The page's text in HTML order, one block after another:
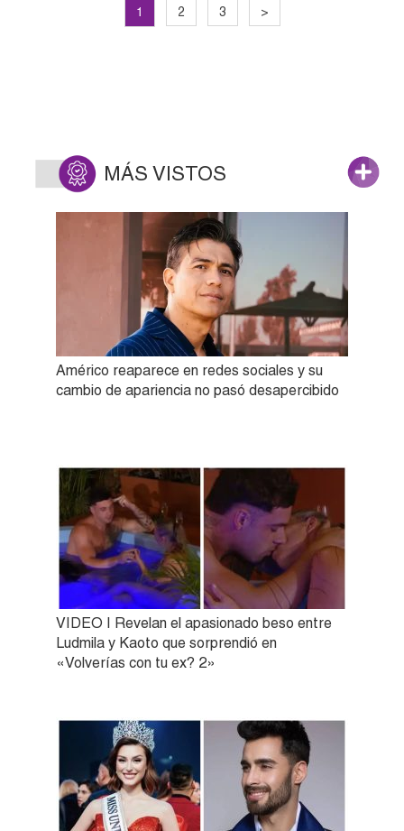
1 2 3 >
MÁS VISTOS
Américo reaparece en redes sociales y su
cambio de apariencia no pasó desapercibido
VIDEO | Revelan el apasionado beso entre
Ludmila y Kaoto que sorprendió en
«Volverías con tu ex? 2»